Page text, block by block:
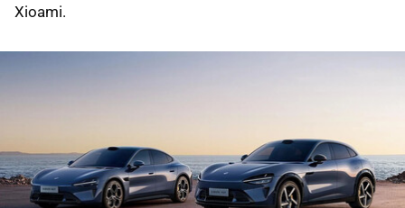
Xioami.